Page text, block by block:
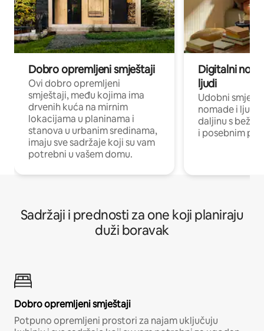
Dobro opremljeni smještaji
Ovi dobro opremljeni
smještaji, među kojima ima
drvenih kuća na mirnim
lokacijama u planinama i
stanova u urbanim sredinama,
imaju sve sadržaje koji su vam
potrebni u vašem domu.
Digitalni
ljudi
Udobni
nomade i ljude
daljinu s
i posebnim
Sadržaji i prednosti za one koji planiraju
duži boravak
Dobro opremljeni smještaji
Potpuno opremljeni prostori za najam uključuju